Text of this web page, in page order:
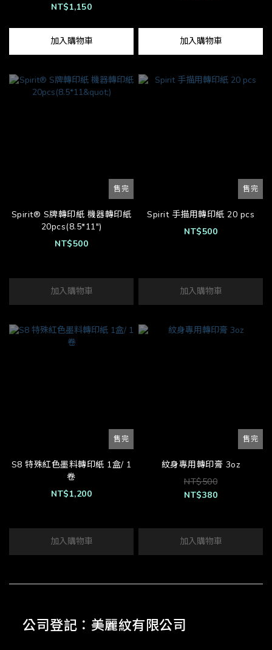
NT$1,150
加入購物車 加入購物車
售完
Spirit® S牌轉印紙 機器轉印紙
20pcs(8.5*11")
NT$500
加入購物車
售完
Spirit 手描用轉印紙 20 pcs
NT$500
加入購物車
售完
S8 特殊紅色墨料轉印紙 1盒/ 1
卷
NT$1,200
加入購物車
售完
紋身專用轉印膏 3oz
NT$500
NT$380
加入購物車
公司登記：美麗紋有限公司